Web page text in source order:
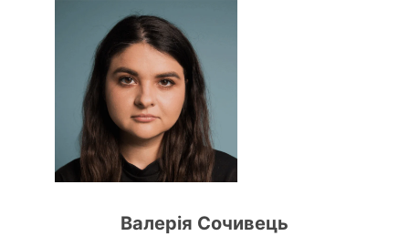
Валерія Сочивець